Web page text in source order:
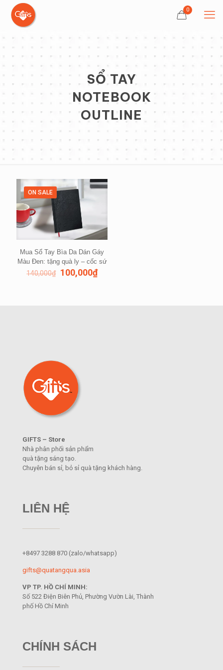
0
SỔ TAY
NOTEBOOK
OUTLINE
ON SALE
Mua Sổ Tay Bìa Da Dán Gáy
Màu Đen: tặng quà ly – cốc sứ
140,000₫ 100,000₫
GIFTS – Store
Nhà phân phối sản phẩm
quà tặng sáng tạo.
Chuyên bán sỉ, bỏ sỉ quà tặng khách hàng.
LIÊN HỆ
+8497 3288 870 (zalo/whatsapp)
gifts@quatangqua.asia
VP TP. HỒ CHÍ MINH:
Số 522 Điện Biên Phủ, Phường Vườn Lài, Thành
phố Hồ Chí Minh
CHÍNH SÁCH